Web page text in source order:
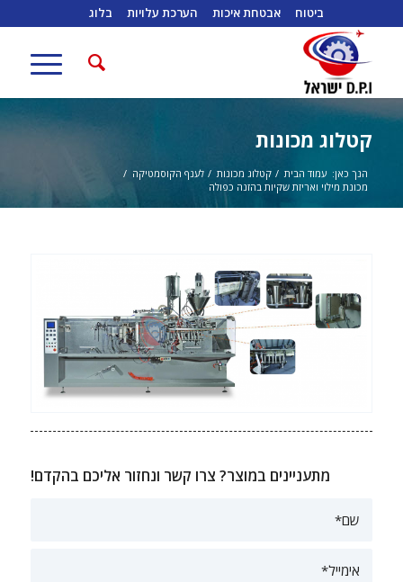
ביטוח אבטחת איכות הערכת עלויות בלוג
קטלוג מכונות
הנך כאן: עמוד הבית / קטלוג מכונות / לענף הקוסמטיקה /
מכונת מילוי ואריזת שקיות בהזנה כפולה
מתעניינים במוצר? צרו קשר ונחזור אליכם בהקדם!